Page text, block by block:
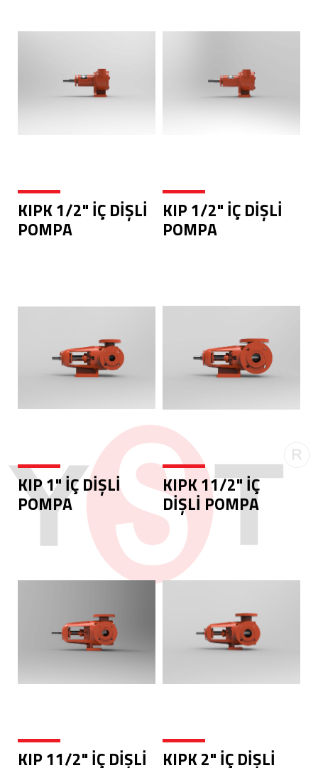
KIPK 1/2" İÇ DİŞLİ
POMPA
KIP 1/2" İÇ DİŞLİ
POMPA
KIP 1" İÇ DİŞLİ
POMPA
KIPK 11/2" İÇ
DİŞLİ POMPA
KIP 11/2" İÇ DİŞLİ KIPK 2" İÇ DİŞLİ